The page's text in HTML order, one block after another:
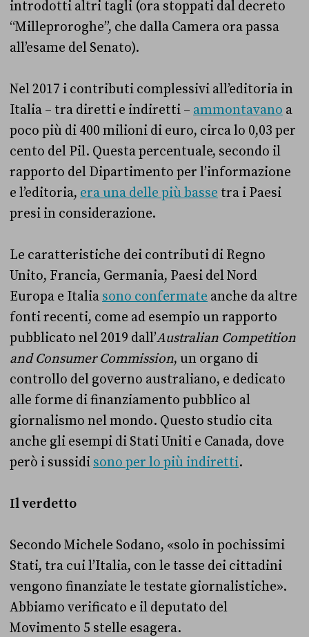
introdotti altri tagli (ora stoppati dal decreto
“Milleproroghe”, che dalla Camera ora passa
all’esame del Senato).
Nel 2017 i contributi complessivi all’editoria in
Italia – tra diretti e indiretti – ammontavano a
poco più di 400 milioni di euro, circa lo 0,03 per
cento del Pil. Questa percentuale, secondo il
rapporto del Dipartimento per l’informazione
e l’editoria, era una delle più basse tra i Paesi
presi in considerazione.
Le caratteristiche dei contributi di Regno
Unito, Francia, Germania, Paesi del Nord
Europa e Italia sono confermate anche da altre
fonti recenti, come ad esempio un rapporto
pubblicato nel 2019 dall’Australian Competition
and Consumer Commission, un organo di
controllo del governo australiano, e dedicato
alle forme di finanziamento pubblico al
giornalismo nel mondo. Questo studio cita
anche gli esempi di Stati Uniti e Canada, dove
però i sussidi sono per lo più indiretti.
Il verdetto
Secondo Michele Sodano, «solo in pochissimi
Stati, tra cui l’Italia, con le tasse dei cittadini
vengono finanziate le testate giornalistiche».
Abbiamo verificato e il deputato del
Movimento 5 stelle esagera.